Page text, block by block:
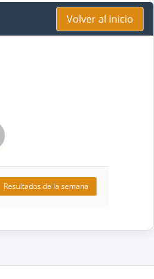
Volver al inicio
Resultados de la semana